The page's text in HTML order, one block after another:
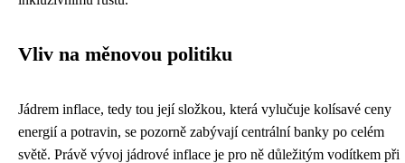
Vliv na měnovou politiku
Jádrem inflace, tedy tou její složkou, která vylučuje kolísavé ceny
energií a potravin, se pozorně zabývají centrální banky po celém
světě. Právě vývoj jádrové inflace je pro ně důležitým vodítkem při